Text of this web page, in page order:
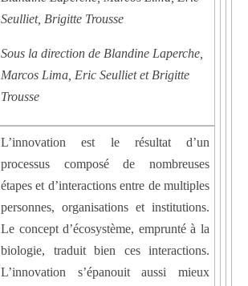
Seulliet, Brigitte Trousse
Sous la direction de Blandine Laperche,
Marcos Lima, Eric Seulliet et Brigitte
Trousse
L’innovation est le résultat d’un
processus composé de nombreuses
étapes et d’interactions entre de multiples
personnes, organisations et institutions.
Le concept d’écosystème, emprunté à la
biologie, traduit bien ces interactions.
L’innovation s’épanouit aussi mieux